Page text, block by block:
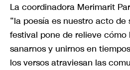
La coordinadora Merimarit
“la poesía es nuestro acto de
festival pone de relieve cómo
sanarnos y unirnos en
los versos atraviesan las